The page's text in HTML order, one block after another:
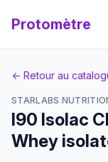
Protomètre
← Retour au
STARLABS
I90 Isolac
Whey